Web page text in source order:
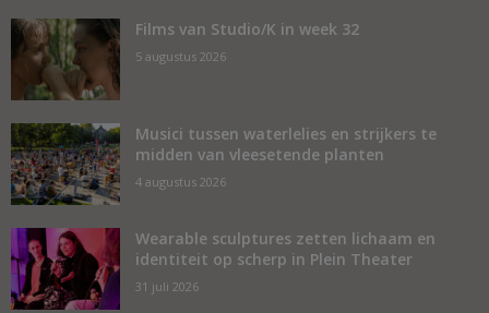
Films van Studio/K in week 32
5 augustus 2026
Musici tussen waterlelies en strijkers te
midden van vleesetende planten
4 augustus 2026
Wearable sculptures zetten lichaam en
identiteit op scherp in Plein Theater
31 juli 2026